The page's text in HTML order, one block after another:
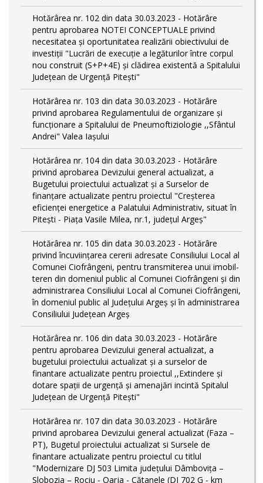
Hotărârea nr. 102 din data 30.03.2023 - Hotărâre
pentru aprobarea NOTEI CONCEPTUALE privind
necesitatea și oportunitatea realizării obiectivului de
investiții "Lucrări de execuție a legăturilor între corpul
nou construit (S+P+4E) și clădirea existentă a Spitalului
Județean de Urgență Pitești"
Hotărârea nr. 103 din data 30.03.2023 - Hotărâre
privind aprobarea Regulamentului de organizare și
funcționare a Spitalului de Pneumoftiziologie ,,Sfântul
Andrei" Valea Iașului
Hotărârea nr. 104 din data 30.03.2023 - Hotărâre
privind aprobarea Devizului general actualizat, a
Bugetului proiectului actualizat și a Surselor de
finanțare actualizate pentru proiectul "Creşterea
eficienţei energetice a Palatului Administrativ, situat în
Piteşti - Piaţa Vasile Milea, nr.1, judeţul Argeş"
Hotărârea nr. 105 din data 30.03.2023 - Hotărâre
privind încuviințarea cererii adresate Consiliului Local al
Comunei Ciofrângeni, pentru transmiterea unui imobil-
teren din domeniul public al Comunei Ciofrângeni și din
administrarea Consiliului Local al Comunei Ciofrângeni,
în domeniul public al Județului Argeș și în administrarea
Consiliului Județean Argeș
Hotărârea nr. 106 din data 30.03.2023 - Hotărâre
pentru aprobarea Devizului general actualizat, a
bugetului proiectului actualizat și a surselor de
finantare actualizate pentru proiectul ,,Extindere și
dotare spații de urgență și amenajări incintă Spitalul
Județean de Urgență Pitești"
Hotărârea nr. 107 din data 30.03.2023 - Hotărâre
privind aprobarea Devizului general actualizat (Faza –
PT), Bugetul proiectului actualizat si Sursele de
finantare actualizate pentru proiectul cu titlul
"Modernizare DJ 503 Limita județului Dâmbovița –
Slobozia – Rociu - Oarja - Cătanele (DJ 702 G - km